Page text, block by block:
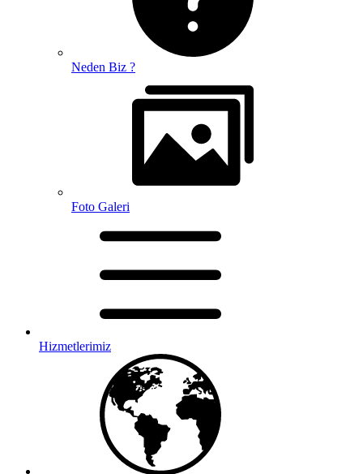
Neden Biz ?
Foto Galeri
Hizmetlerimiz